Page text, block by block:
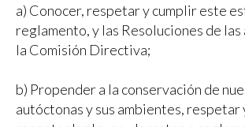
a) Conocer, respetar y cumplir este
reglamento, y las Resoluciones de las
la Comisión Directiva;
b) Propender a la conservación de
autóctonas y sus ambientes, respetar